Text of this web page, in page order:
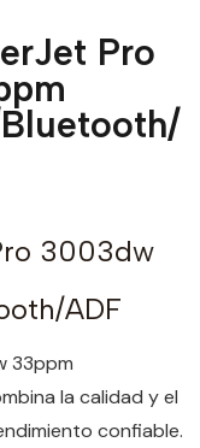
Pro
3003dw
ADF
33ppm
la calidad y el
confiable.